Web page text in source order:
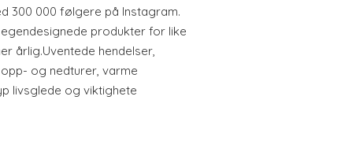
300 000 følgere på Instagram.
produkter for like
årlig.Uventede hendelser,
og nedturer, varme
livsglede og viktighete